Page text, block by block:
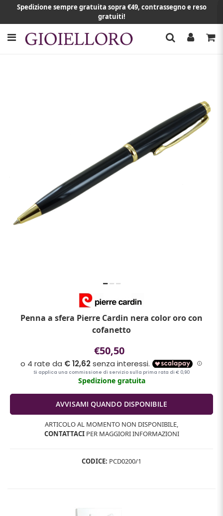
Spedizione sempre gratuita sopra €49, contrassegno e reso
gratuiti!
Penna a sfera Pierre Cardin nera color oro con
cofanetto
€50,50
Spedizione gratuita
ARTICOLO AL MOMENTO NON DISPONIBILE,
CONTATTACIPER MAGGIORI INFORMAZIONI
CODICE: PCD0200/1